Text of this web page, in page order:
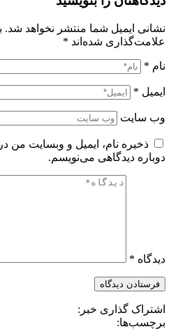
نشانی ایمیل شما منتشر نخواهد شد.
علامت‌گذاری شده‌اند *
نام *
ایمیل *
وب‌ سایت
ذخیره نام، ایمیل و وبسایت من
دوباره دیدگاهی می‌نویسم.
دیدگاه *
اشتراک گذاری خبر:
برچسب‌ها: